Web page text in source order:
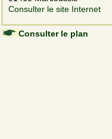
Consulter le site Internet
Consulter le plan